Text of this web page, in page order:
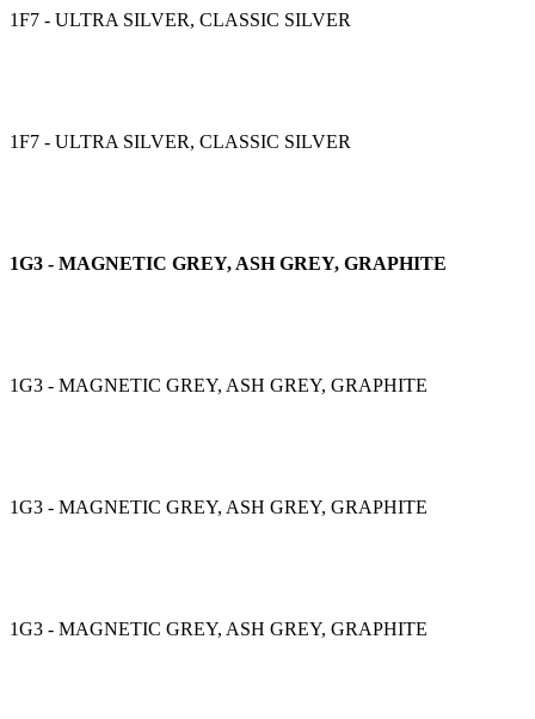
1F7 - ULTRA SILVER, CLASSIC SILVER
1F7 - ULTRA SILVER, CLASSIC SILVER
1G3 - MAGNETIC GREY, ASH GREY, GRAPHITE
1G3 - MAGNETIC GREY, ASH GREY, GRAPHITE
1G3 - MAGNETIC GREY, ASH GREY, GRAPHITE
1G3 - MAGNETIC GREY, ASH GREY, GRAPHITE